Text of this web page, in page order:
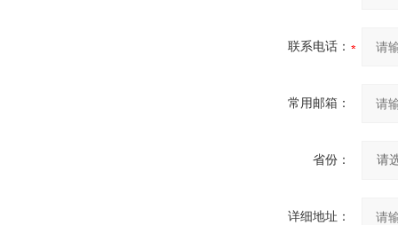
联系电话：
常用邮箱：
省份：
详细地址：